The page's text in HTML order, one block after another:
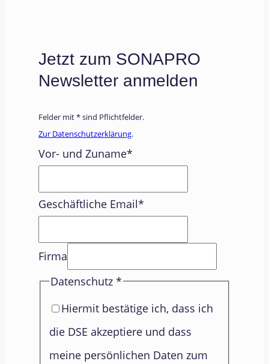
Jetzt zum SONAPRO
Newsletter anmelden
Felder mit * sind Pflichtfelder.
Zur Datenschutzerklärung.
Vor- und Zuname*
Geschäftliche Email*
Firma
Datenschutz *
Hiermit bestätige ich, dass ich
die DSE akzeptiere und dass
meine persönlichen Daten zum